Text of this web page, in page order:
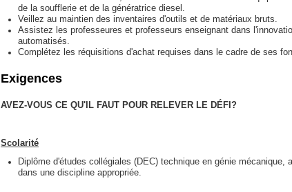
de la soufflerie et de la génératrice diesel.
Veillez au maintien des inventaires d'outils et de matériaux bruts.
Assistez les professeures et professeurs enseignant dans
automatisés.
Complétez les réquisitions d'achat requises dans le cadre de ses
Exigences
AVEZ-VOUS CE QU'IL FAUT POUR RELEVER LE DÉFI?
Scolarité
Diplôme d'études collégiales (DEC) technique en génie
dans une discipline appropriée.